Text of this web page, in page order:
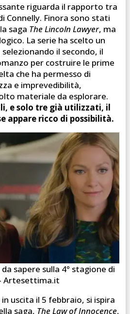
riguarda il rapporto tra
Connelly. Finora sono stati
saga The Lincoln Lawyer, ma
La serie ha scelto un
il secondo, il
per costruire le prime
che ha permesso di
e imprevedibilità,
materiale da esplorare.
e solo tre già utilizzati, il
appare ricco di possibilità.
sapere sulla 4° stagione di
Artesettima.it
uscita il 5 febbraio, si ispira
saga, The Law of Innocence,